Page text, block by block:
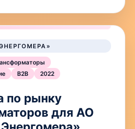
B2B 2022
по рынку
для АО